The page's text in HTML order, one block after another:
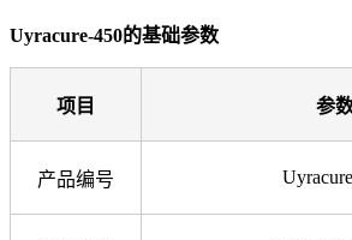
Uyracure-450的基础参数
项目 参
产品编号